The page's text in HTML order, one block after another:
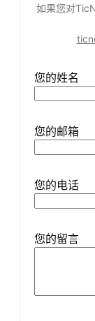
如果您对
您的姓名
您的邮箱
您的电话
您的留言